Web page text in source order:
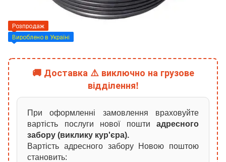
Розпродаж
Вироблено в Україні
🚚 Доставка ⚠️ виключно на грузове
відділення!
При оформленні замовлення враховуйте
вартість послуги нової пошти адресного
забору (виклику кур'єра).
Вартість адресного забору Новою поштою
становить: